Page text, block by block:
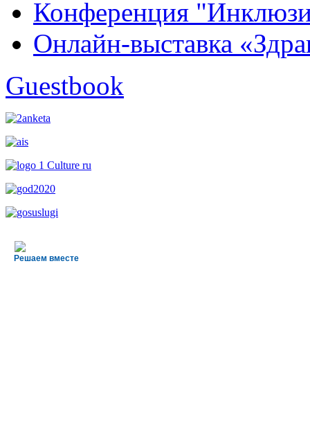
Конференция
Онлайн-выставка
Guestbook
Решаем вместе